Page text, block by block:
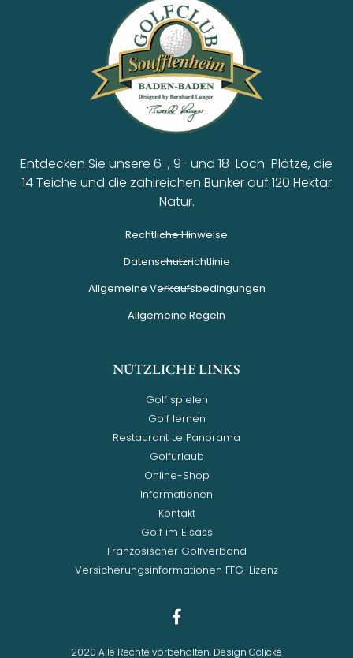
Entdecken Sie unsere 6-, 9- und 18-Loch-Plätze, die
14 Teiche und die zahlreichen Bunker auf 120 Hektar
Natur.
Rechtliche Hinweise
Datenschutzrichtlinie
Allgemeine Verkaufsbedingungen
Allgemeine Regeln
NÜTZLICHE LINKS
Golf spielen
Golf lernen
Restaurant Le Panorama
Golfurlaub
Online-Shop
Informationen
Kontakt
Golf im Elsass
Französischer Golfverband
Versicherungsinformationen FFG-Lizenz
2020 Alle Rechte vorbehalten. Design Gclické